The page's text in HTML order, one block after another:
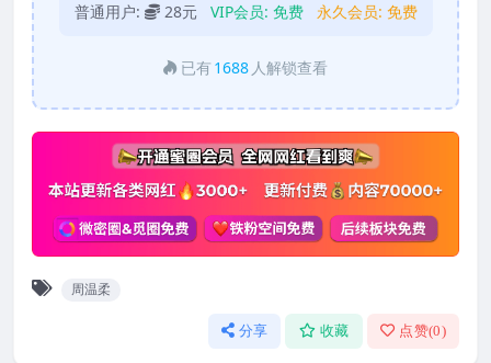
普通用户: 28元 VIP会员: 免费 永久会员: 免费
已有 1688 人解锁查看
周温柔
分享 收藏 点赞(0)